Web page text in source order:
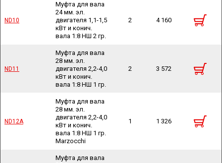
ND10
Муфта для вала
24 мм. эл.
двигателя 1,1-1,5
кВт и конич.
вала 1:8 НШ 2 гр.
2 4 160
ND11
Муфта для вала
28 мм. эл.
двигателя 2,2-4,0
кВт и конич.
вала 1:8 НШ 1 гр.
2 3 572
ND12A
Муфта для вала
28 мм. эл.
двигателя 2,2-4,0
кВт и конич.
вала 1:8 НШ 1 гр.
Marzocchi
1 1 326
Муфта для вала
ND10
ND11
ND12A